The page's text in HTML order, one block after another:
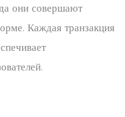
они совершают
Каждая транзакция